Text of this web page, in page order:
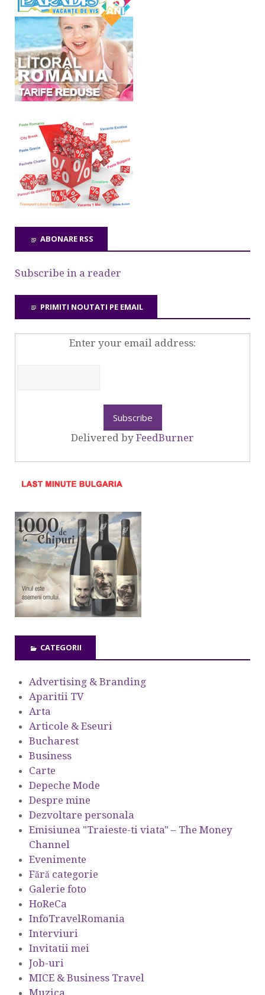
ABONARE RSS
Subscribe in a reader
PRIMITI NOUTATI PE EMAIL
Enter your email address:
Delivered by FeedBurner
CATEGORII
Advertising & Branding
Aparitii TV
Arta
Articole & Eseuri
Bucharest
Business
Carte
Depeche Mode
Despre mine
Dezvoltare personala
Emisiunea "Traieste-ti viata" – The Money
Channel
Evenimente
Fără categorie
Galerie foto
HoReCa
InfoTravelRomania
Interviuri
Invitatii mei
Job-uri
MICE & Business Travel
Muzica